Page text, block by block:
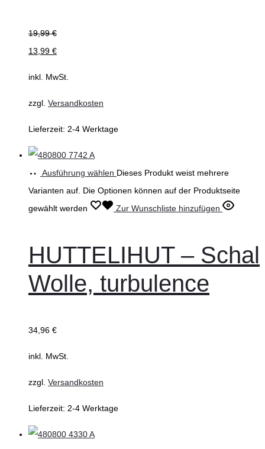
19,99€
13,99 €
inkl. MwSt.
zzgl. Versandkosten
Lieferzeit: 2-4 Werktage
Ausführung wählen Dieses Produkt weist mehrere
Varianten auf. Die Optionen können auf der Produktseite
gewählt werden
Zur Wunschliste hinzufügen
HUTTELIHUT – Schal
Wolle, turbulence
34,96 €
inkl. MwSt.
zzgl. Versandkosten
Lieferzeit: 2-4 Werktage